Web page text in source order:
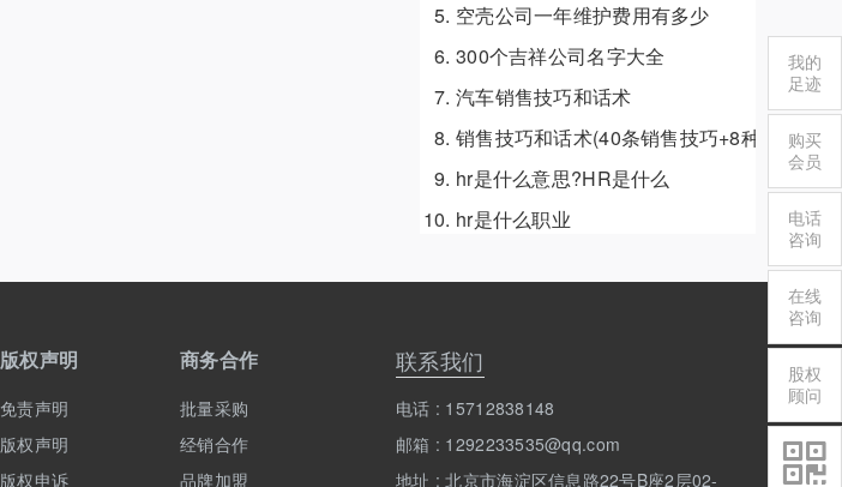
我的
足迹
购买
会员
电话
咨询
在线
咨询
股权
顾问
空壳公司一年维护费用有多少
300个吉祥公司名字大全
汽车销售技巧和话术
销售技巧和话术(40条销售技巧+8种销售话
hr是什么意思?HR是什么
hr是什么职业
版权声明
免责声明
版权声明
版权申诉
商务合作
批量采购
经销合作
品牌加盟
联系我们
电话 : 15712838148
邮箱 : 1292233535@qq.com
地址 : 北京市海淀区信息路22号B座2层02-